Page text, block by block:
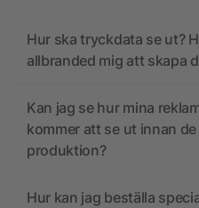
Hur ska tryckdata se ut?
allbranded mig att skapa
Kan jag se hur mina
kommer att se ut innan de
produktion?
Hur kan jag beställa